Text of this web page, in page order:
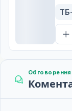
Обговорення